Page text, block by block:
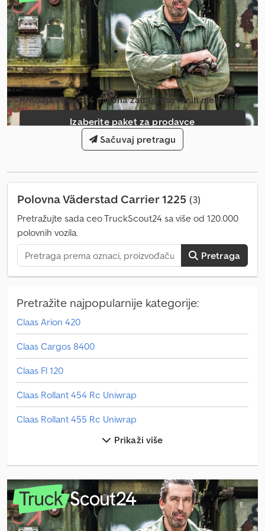
Prodaja više od 4 miliona zainteresovanih mesečno
Izaberite paket za prodavce
Kreiraj pojedinačni oglas
Sačuvaj pretragu
Polovna Väderstad Carrier 1225 (3)
Pretražujte sada ceo TruckScout24 sa više od 120.000
polovnih vozila.
Pretraga
Pretražite najpopularnije kategorije:
Claas Arion 420
Claas Cargos 8400
Claas Fl 120
Claas Rollant 454 Rc Uniwrap
Claas Rollant 455 Rc Uniwrap
Claas Volto 1100
Claas Volto 45
Claas Volto 65
Prikaži više